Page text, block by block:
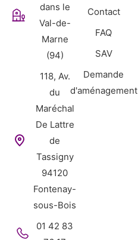
dans le
Val-de-
Marne
(94)
118, Av.
du
Maréchal
De Lattre
de
Tassigny
94120
Fontenay-
sous-Bois
01 42 83
Contact
FAQ
SAV
Demande
d'aménagement